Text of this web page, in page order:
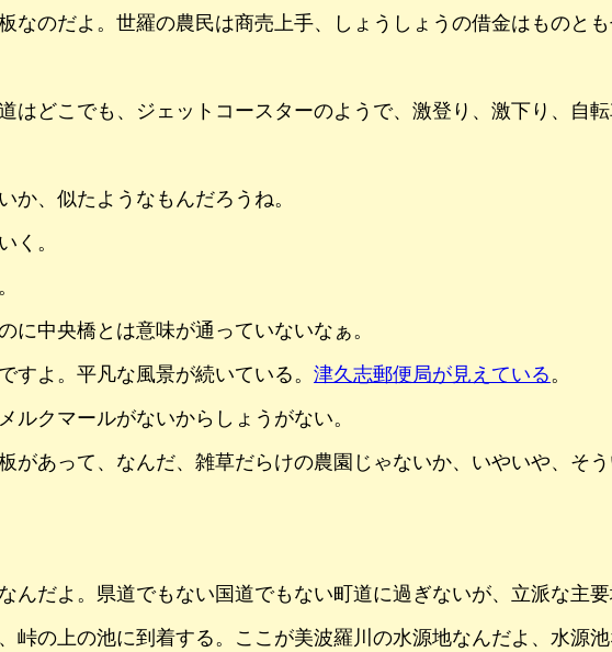
なのだよ。世羅の農民は商売上手、しょうしょうの借金はものと
はどこでも、ジェットコースターのようで、激登り、激下り、自
か、似たようなもんだろうね。
く。
に中央橋とは意味が通っていないなぁ。
すよ。平凡な風景が続いている。 津久志郵便局が見えている 。
クマールがないからしょうがない。
があって、なんだ、雑草だらけの農園じゃないか、いやいや、そ
だよ。県道でもない国道でもない町道に過ぎないが、立派な主要
の上の池に到着する。ここが美波羅川の水源地なんだよ、水源池